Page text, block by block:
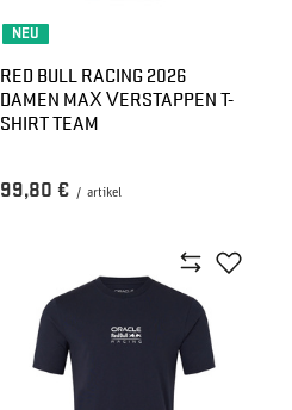
NEU
RED BULL RACING 2026
DAMEN MAX VERSTAPPEN T-
SHIRT TEAM
99,80 € / artikel